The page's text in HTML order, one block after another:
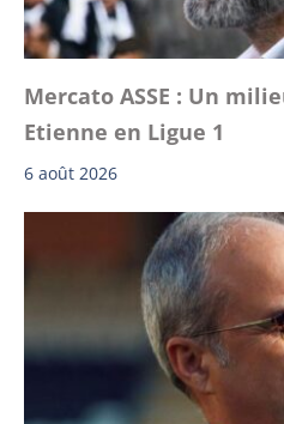
Mercato ASSE : Un
Etienne en Ligue 1
6 août 2026